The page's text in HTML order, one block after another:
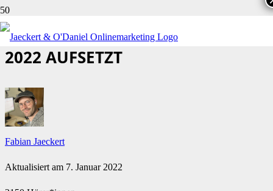
WIE DU EINE SEO-STRATEGIE FÜR
2022 AUFSETZT
Fabian Jaeckert
Aktualisiert am 7. Januar 2022